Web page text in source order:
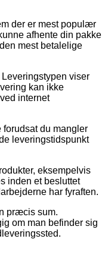
der er mest populær
afhente din pakke
mest betalelige
viser
kan ikke
internet
du mangler
leveringstidspunkt
eksempelvis
inden et besluttet
har fyraften.
præcis sum.
om man befinder sig